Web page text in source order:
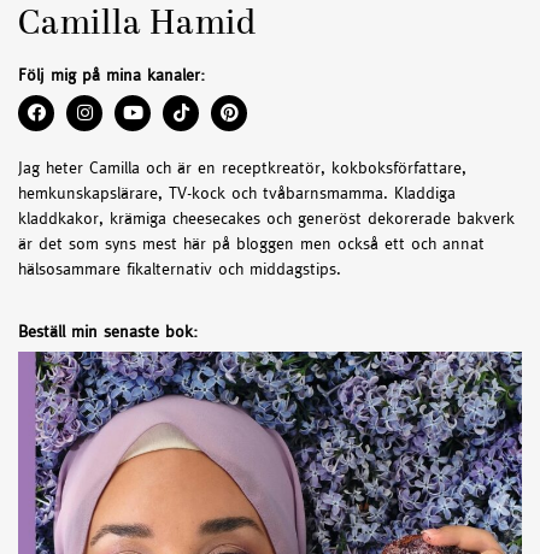
Camilla Hamid
Följ mig på mina kanaler:
Jag heter Camilla och är en receptkreatör, kokboksförfattare,
hemkunskapslärare, TV-kock och tvåbarnsmamma. Kladdiga
kladdkakor, krämiga cheesecakes och generöst dekorerade bakverk
är det som syns mest här på bloggen men också ett och annat
hälsosammare fikalternativ och middagstips.
Beställ min senaste bok: